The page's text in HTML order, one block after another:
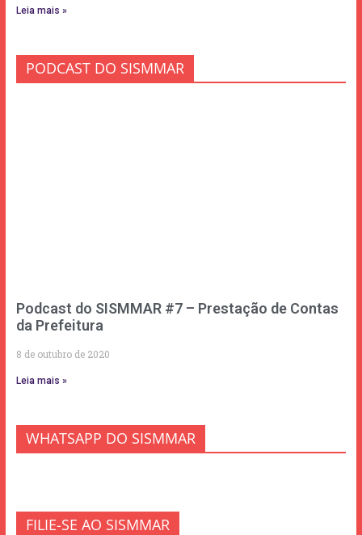
Leia mais »
PODCAST DO SISMMAR
Podcast do SISMMAR #7 – Prestação de Contas
da Prefeitura
8 de outubro de 2020
Leia mais »
WHATSAPP DO SISMMAR
FILIE-SE AO SISMMAR